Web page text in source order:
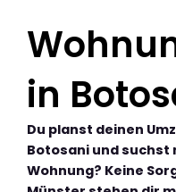
in
Du planst deinen
Botosani und suchst
Wohnung? Keine